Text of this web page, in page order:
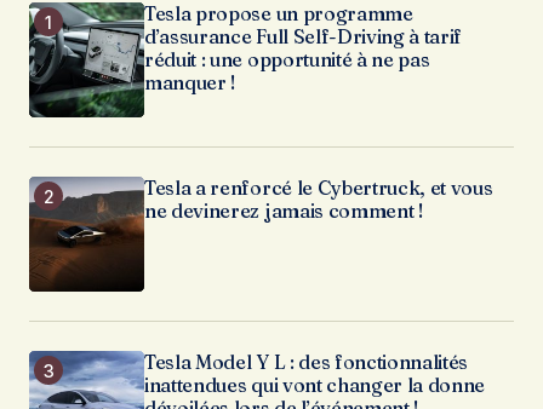
Tesla propose un programme
d’assurance Full Self-Driving à tarif
réduit : une opportunité à ne pas
manquer !
Tesla a renforcé le Cybertruck, et vous
ne devinerez jamais comment !
Tesla Model Y L : des fonctionnalités
inattendues qui vont changer la donne